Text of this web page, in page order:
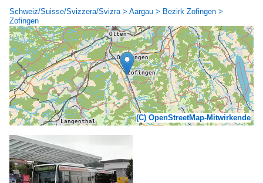
Schweiz/Suisse/Svizzera/Svizra > Aargau > Bezirk Zofingen >
Zofingen
(C) OpenStreetMap-Mitwirkende